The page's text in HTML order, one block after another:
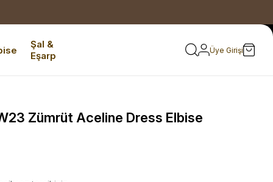
Şal &
Eşarp
Üye Girişi
Zümrüt Aceline Dress Elbise